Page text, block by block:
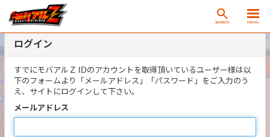
SEARCH MENU
ログイン
すでにモバアルＺ IDのアカウントを取得頂いているユーザー様は以
下のフォームより「メールアドレス」「パスワード」をご入力のう
え、サイトにログインして下さい。
メールアドレス